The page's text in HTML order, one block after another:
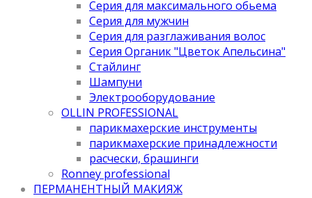
Серия для максимального обьема
Серия для мужчин
Серия для разглаживания волос
Серия Органик "Цветок Апельсина"
Стайлинг
Шампуни
Электрооборудование
OLLIN PROFESSIONAL
парикмахерские инструменты
парикмахерские принадлежности
расчески, брашинги
Ronney professional
ПЕРМАНЕНТНЫЙ МАКИЯЖ